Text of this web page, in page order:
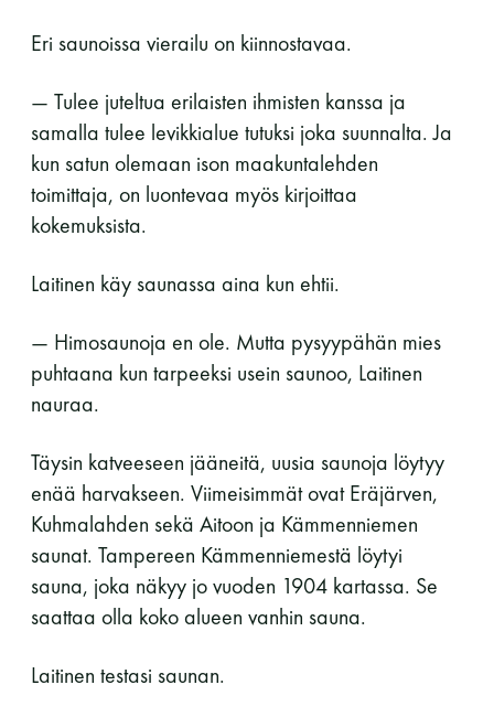
Eri saunoissa vierailu on kiinnostavaa.
— Tulee juteltua erilaisten ihmisten kanssa ja
samalla tulee levikkialue tutuksi joka suunnalta. Ja
kun satun olemaan ison maakuntalehden
toimittaja, on luontevaa myös kirjoittaa
kokemuksista.
Laitinen käy saunassa aina kun ehtii.
— Himosaunoja en ole. Mutta pysyypähän mies
puhtaana kun tarpeeksi usein saunoo, Laitinen
nauraa.
Täysin katveeseen jääneitä, uusia saunoja löytyy
enää harvakseen. Viimeisimmät ovat Eräjärven,
Kuhmalahden sekä Aitoon ja Kämmenniemen
saunat. Tampereen Kämmenniemestä löytyi
sauna, joka näkyy jo vuoden 1904 kartassa. Se
saattaa olla koko alueen vanhin sauna.
Laitinen testasi saunan.